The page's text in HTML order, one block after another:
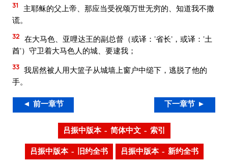
31
主耶稣的父上帝、那应当受祝颂万世无穷的、知道我不撒
谎。
32 在大马色、亚哩达王的副总督（或译：‘省长’，或译：‘土
酋’）守卫着大马色人的城、要逮我；
33 我居然被人用大篮子从城墙上窗户中缒下，逃脱了他的
手。
◄ 前一章节 下一章节 ►
吕振中版本 – 简体中文 – 索引
吕振中版本 – 旧约全书 吕振中版本 – 新约全书